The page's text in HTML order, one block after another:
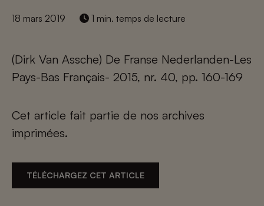
18 mars 2019 1 min. temps de lecture
(Dirk Van Assche) De Franse Nederlanden-Les
Pays-Bas Français- 2015, nr. 40, pp. 160-169
Cet article fait partie de nos archives
imprimées.
TÉLÉCHARGEZ CET ARTICLE